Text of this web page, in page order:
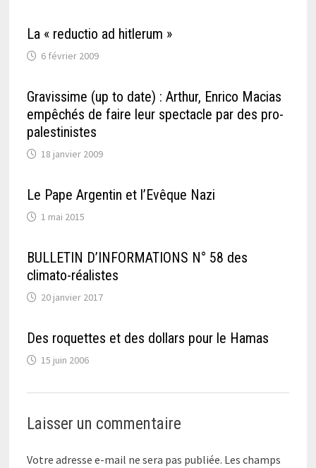
La « reductio ad hitlerum »
6 février 2009
Gravissime (up to date) : Arthur, Enrico Macias
empêchés de faire leur spectacle par des pro-
palestinistes
18 janvier 2009
Le Pape Argentin et l’Evêque Nazi
1 mai 2015
BULLETIN D’INFORMATIONS N° 58 des
climato-réalistes
20 janvier 2017
Des roquettes et des dollars pour le Hamas
15 juin 2006
Laisser un commentaire
Votre adresse e-mail ne sera pas publiée. Les champs